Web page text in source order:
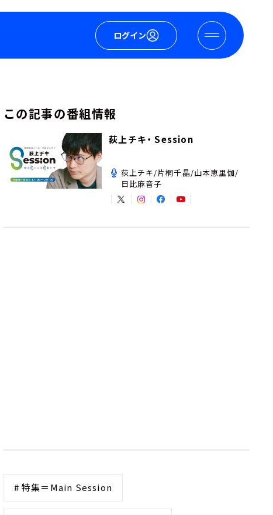
ログイン
この記事の番組情報
荻上チキ・ Session
荻上チキ/片桐千晶/山本恵里伽/
日比麻音子
# 特集＝Main Session